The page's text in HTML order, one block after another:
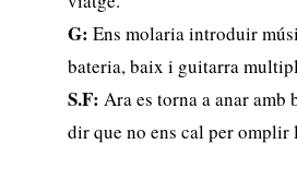
G: Ens molaria introduir
bateria, baix i guitarra
S.F: Ara es torna a anar
dir que no ens cal per omplir